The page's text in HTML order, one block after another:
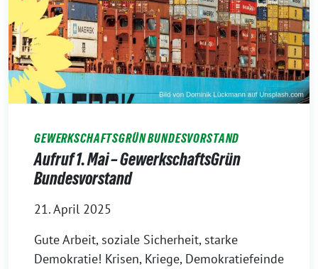
GEWERKSCHAFTSGRÜN BUNDESVORSTAND
Aufruf 1. Mai – GewerkschaftsGrün
Bundesvorstand
21. April 2025
Gute Arbeit, soziale Sicherheit, starke
Demokratie! Krisen, Kriege, Demokratiefeinde